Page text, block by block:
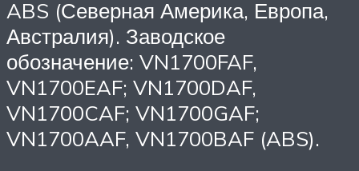
ABS (Северная Америка, Европа,
Австралия). Заводское
обозначение: VN1700FAF,
VN1700EAF; VN1700DAF,
VN1700CAF; VN1700GAF;
VN1700AAF, VN1700BAF (ABS).